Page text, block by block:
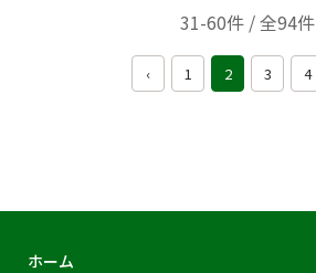
31-60件 / 全94件
‹ 1 2 3 4
ホーム